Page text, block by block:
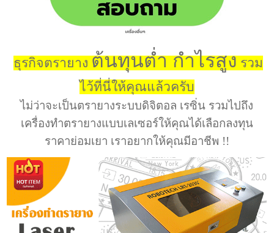
ธุรกิจตรายาง ต้นทุนต่ำ กำไรสูง รวม
ไว้ที่นี่ให้คุณแล้วครับ
ไม่ว่าจะเป็นตรายางระบบดิจิตอล เรซิ่น รวมไปถึง
เครื่องทำตรายางแบบเลเซอร์ให้คุณได้เลือกลงทุน
ราคาย่อมเยา เราอยากให้คุณมีอาชีพ !!